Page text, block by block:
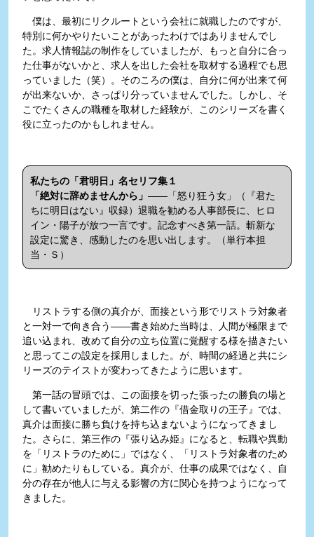
僕は、最初にリクルートという会社に就職したのですが、
特別に何かやりたいことがあったわけではありませんでし
た。求人情報誌の制作をしていましたが、もっと自分に合っ
た仕事がないかと、求人を出した会社を取材する過程でも思
っていました（笑）。そのころの僕は、自分に何が出来て何
が出来ないか、さっぱり分っていませんでした。しかし、そ
こでたくさんの職種を取材した経験が、このシリーズを書く
役に立ったのかもしれません。
私たちの「君明日」名セリフ集１
「絶対に辞めませんから」 ――「怒り狂う女」（『君た
ちに明日はない』収録）退職を勧める人事部長に、ヒロ
イン・陽子が放つ一言です。記念すべき第一話。斬新な
設定に驚き、感動したのを思い出します。（単行本担
当・Ｓ）
リストラする側の真介が、面接という形でリストラ対象者
と一対一で向き合う――書き始めた当時は、人間が極限まで
追い込まれ、改めて自分の立ち位置に覚醒する様を描きたい
と思ってこの設定を採用しました。が、時間の経過と共にシ
リーズのテイストが変わってきたように思います。
第一話の冒頭では、この面接を切った張ったの勝負の場と
して書いていましたが、第二作の『借金取りの王子』では、
真介は面接に勝ち負けを持ち込まないようになってきまし
た。さらに、第三作の『張り込み姫』になると、転職や異動
を「リストラのために」ではなく、「リストラ対象者のため
に」勧めたりもしている。真介が、仕事の成果ではなく、自
分の存在が他人に与える影響の方に関心を持つようになって
きました。